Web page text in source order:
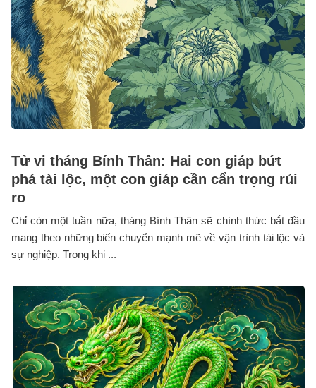
Tử vi tháng Bính Thân: Hai con giáp bứt
phá tài lộc, một con giáp cần cẩn trọng rủi
ro
Chỉ còn một tuần nữa, tháng Bính Thân sẽ chính thức bắt đầu
mang theo những biến chuyển mạnh mẽ về vận trình tài lộc và
sự nghiệp. Trong khi ...